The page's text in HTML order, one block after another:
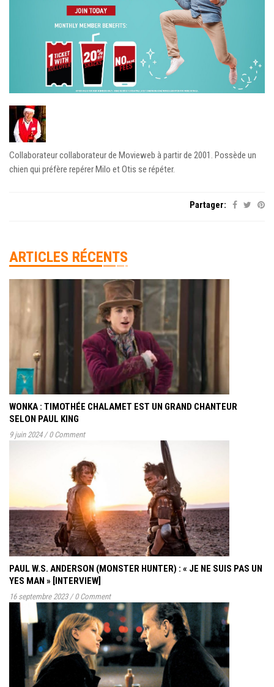
Collaborateur collaborateur de Movieweb à partir de 2001. Possède un
chien qui préfère repérer Milo et Otis se répéter.
Partager:
ARTICLES RÉCENTS
WONKA : TIMOTHÉE CHALAMET EST UN GRAND CHANTEUR
SELON PAUL KING
9 juin 2024 / 0 Comment
PAUL W.S. ANDERSON (MONSTER HUNTER) : « JE NE SUIS PAS UN
YES MAN » [INTERVIEW]
16 septembre 2023 / 0 Comment